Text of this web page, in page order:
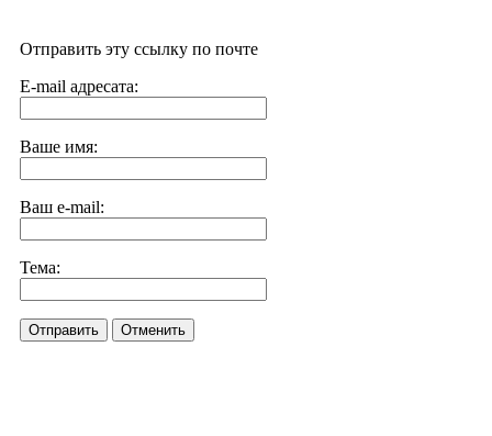
Отправить эту ссылку по почте
E-mail адресата:
Ваше имя:
Ваш e-mail:
Тема:
Отправить Отменить